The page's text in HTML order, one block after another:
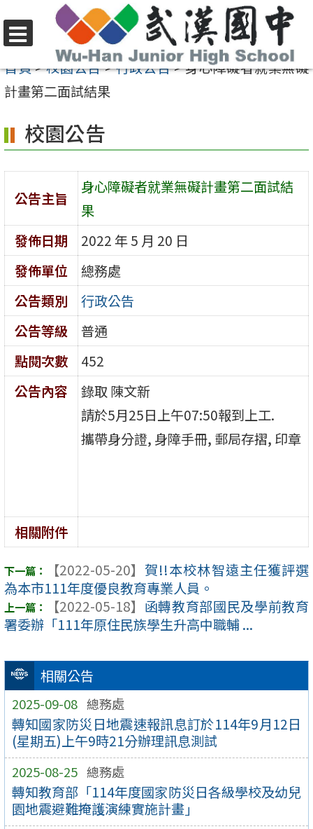
至
要
容
區
選
單
首頁>校園公告>行政公告>身心障礙者就業無礙
計畫第二面試結果
相關公告
2025-09-08 總務處
轉知國家防災日地震速報訊息訂於114年9月12日
(星期五)上午9時21分辦理訊息測試
2025-08-25 總務處
轉知教育部「114年度國家防災日各級學校及幼兒
園地震避難掩護演練實施計畫」
校園公告
公告主旨
身心障礙者就業無礙計畫第二面試結
果
發佈日期
2022 年 5 月 20 日
發佈單位
總務處
公告類別
行政公告
公告等級
普通
點閱次數
452
公告內容
錄取 陳文新
請於5月25日上午07:50報到上工.
攜帶身分證, 身障手冊, 郵局存摺, 印章
相關附件
【2022-05-20】 賀!!本校林智遠主任獲評選
為本市111年度優良教育專業人員。
【2022-05-18】 函轉教育部國民及學前教育
署委辦「111年原住民族學生升高中職輔 ...